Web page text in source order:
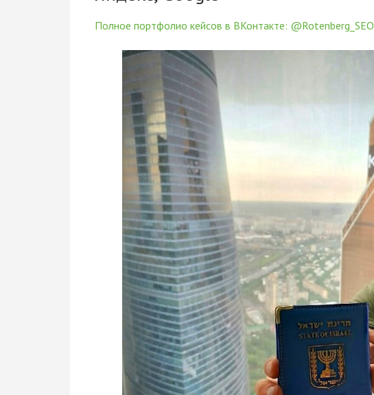
Полное портфолио кейсов в ВКонтакте: @Rotenberg_SEO